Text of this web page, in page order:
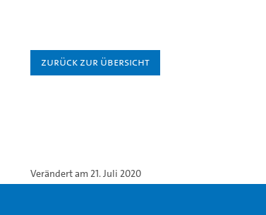
Zurück zur Übersicht
Verändert am 21. Juli 2020